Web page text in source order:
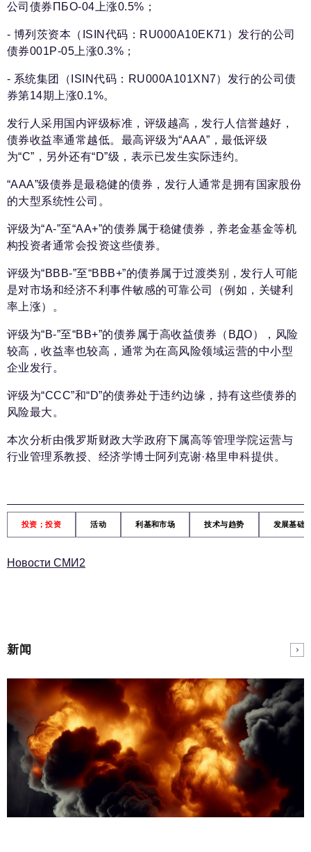
公司债券ПБО-04上涨0.5%；
- 博列茨资本（ISIN代码：RU000A10EK71）发行的公司
债券001Р-05上涨0.3%；
- 系统集团（ISIN代码：RU000A101XN7）发行的公司债
券第14期上涨0.1%。
发行人采用国内评级标准，评级越高，发行人信誉越好，
债券收益率通常越低。最高评级为“AAA”，最低评级
为“C”，另外还有“D”级，表示已发生实际违约。
“AAA”级债券是最稳健的债券，发行人通常是拥有国家股份
的大型系统性公司。
评级为“A-”至“AA+”的债券属于稳健债券，养老金基金等机
构投资者通常会投资这些债券。
评级为“BBB-”至“BBB+”的债券属于过渡类别，发行人可能
是对市场和经济不利事件敏感的可靠公司（例如，关键利
率上涨）。
评级为“B-”至“BB+”的债券属于高收益债券（ВДО），风险
较高，收益率也较高，通常为在高风险领域运营的中小型
企业发行。
评级为“CCC”和“D”的债券处于违约边缘，持有这些债券的
风险最大。
本次分析由俄罗斯财政大学政府下属高等管理学院运营与
行业管理系教授、经济学博士阿列克谢·格里申科提供。
投资；投资 活动 利基和市场 技术与趋势 发展基础
Новости СМИ2
新闻